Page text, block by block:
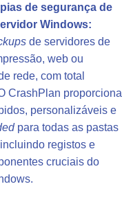
de segurança de
Windows:
de servidores de
web ou
rede, com total
CrashPlan proporciona
personalizáveis e
para todas as pastas
registos e
cruciais do